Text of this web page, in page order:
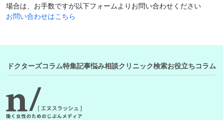
場合は、お手数ですが以下フォームよりお問い合わせください
お問い合わせはこちら
ドクターズコラム特集記事悩み相談クリニック検索お役立ちコラム